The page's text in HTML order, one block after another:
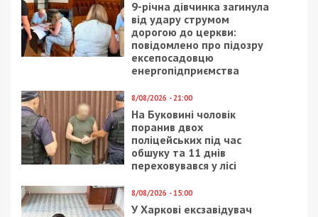
функцій держави, поєднане з вимаганням).
Санкція статті передбачає покарання у вигляді
позбавлення волі на строк до 8 років із
конфіскацією майна.
причетність до корупційного правопорушення
керівника районного відділу ДВС, а також іншого
державного виконавця, який безпосередньо
підписав постанову про скасування заходів
примусового виконання. Досудове розслідування
здійснюють слідчі поліції Івано-Франківської
області за оперативного супроводу
Департаменту стратегічних розслідувань.